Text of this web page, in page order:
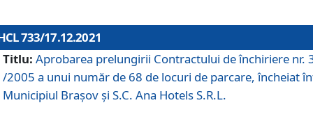
733/17.12.2021
Titlu: Aprobarea prelungirii Contractului de închiriere nr.
/2005 a unui număr de 68 de locuri de parcare, încheiat
Municipiul Braşov şi S.C. Ana Hotels S.R.L.